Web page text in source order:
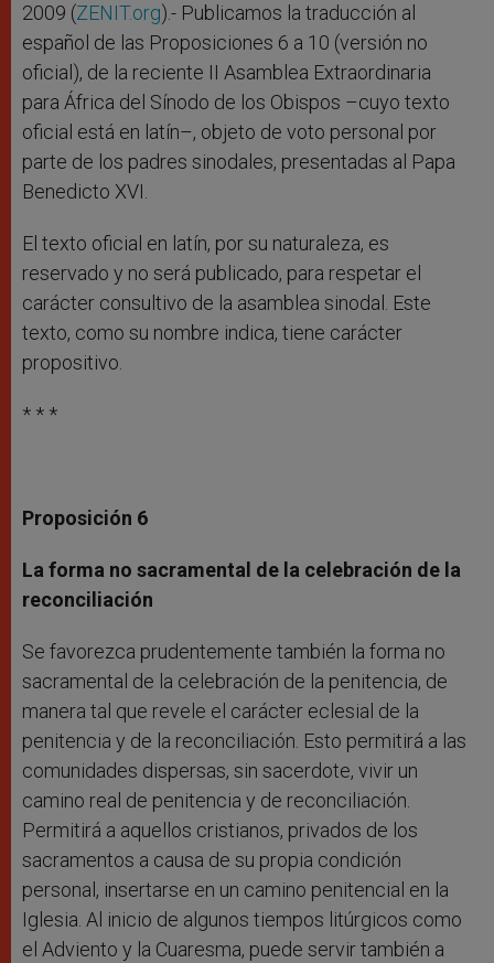
2009 (ZENIT.org).- Publicamos la traducción al
español de las Proposiciones 6 a 10 (versión no
oficial), de la reciente II Asamblea Extraordinaria
para África del Sínodo de los Obispos –cuyo texto
oficial está en latín–, objeto de voto personal por
parte de los padres sinodales, presentadas al Papa
Benedicto XVI.
El texto oficial en latín, por su naturaleza, es
reservado y no será publicado, para respetar el
carácter consultivo de la asamblea sinodal. Este
texto, como su nombre indica, tiene carácter
propositivo.
* * *
Proposición 6
La forma no sacramental de la celebración de la
reconciliación
Se favorezca prudentemente también la forma no
sacramental de la celebración de la penitencia, de
manera tal que revele el carácter eclesial de la
penitencia y de la reconciliación. Esto permitirá a las
comunidades dispersas, sin sacerdote, vivir un
camino real de penitencia y de reconciliación.
Permitirá a aquellos cristianos, privados de los
sacramentos a causa de su propia condición
personal, insertarse en un camino penitencial en la
Iglesia. Al inicio de algunos tiempos litúrgicos como
el Adviento y la Cuaresma, puede servir también a